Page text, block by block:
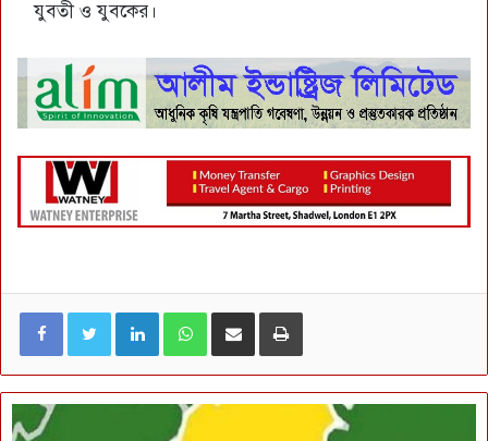
যুবতী ও যুবকের।
LinkedIn WhatsApp ই-মেইলে শেয়ার করুন